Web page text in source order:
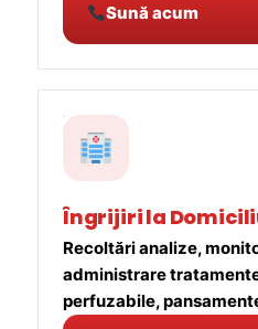
Sună acum
Îngrijiri la
Recoltări analize,
administrare
perfuzabile,